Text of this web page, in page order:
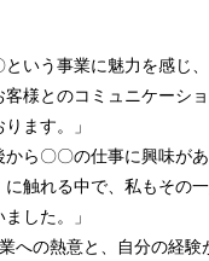
という事業に魅力を感じ
客様とのコミュニケーシ
ます。」
から〇〇の仕事に興味が
に触れる中で、私もその
した。」
への熱意と、自分の経験